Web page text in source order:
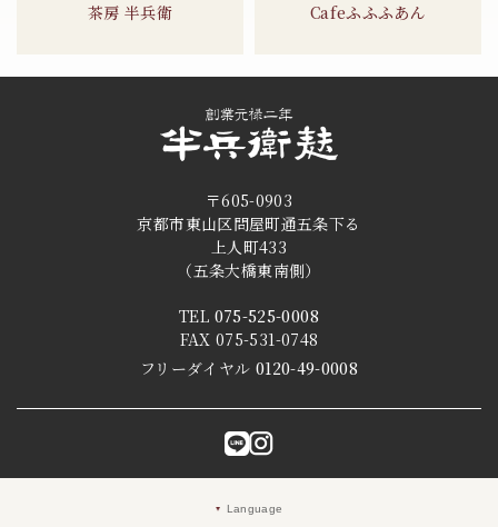
茶房 半兵衛 Cafeふふふあん
〒605-0903
京都市東山区問屋町通五条下る
上人町433
（五条大橋東南側）
TEL 075-525-0008
FAX 075-531-0748
フリーダイヤル 0120-49-0008
Language